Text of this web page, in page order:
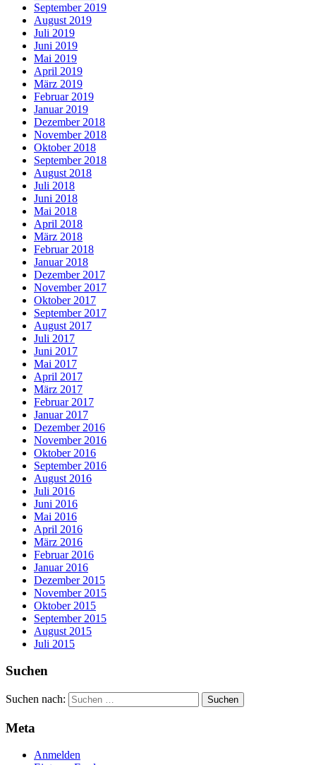
September 2019
August 2019
Juli 2019
Juni 2019
Mai 2019
April 2019
März 2019
Februar 2019
Januar 2019
Dezember 2018
November 2018
Oktober 2018
September 2018
August 2018
Juli 2018
Juni 2018
Mai 2018
April 2018
März 2018
Februar 2018
Januar 2018
Dezember 2017
November 2017
Oktober 2017
September 2017
August 2017
Juli 2017
Juni 2017
Mai 2017
April 2017
März 2017
Februar 2017
Januar 2017
Dezember 2016
November 2016
Oktober 2016
September 2016
August 2016
Juli 2016
Juni 2016
Mai 2016
April 2016
März 2016
Februar 2016
Januar 2016
Dezember 2015
November 2015
Oktober 2015
September 2015
August 2015
Juli 2015
Suchen
Suchen nach:
Meta
Anmelden